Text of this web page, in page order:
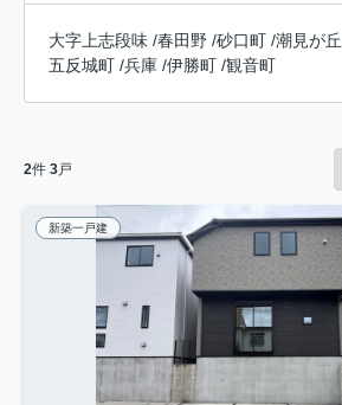
大字上志段味 /春田野 /砂口町 /潮見が丘
五反城町 /兵庫 /伊勝町 /観音町
2件 3戸
新築一戸建